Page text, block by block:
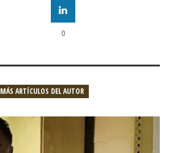
0
MÁS ARTÍCULOS DEL AUTOR